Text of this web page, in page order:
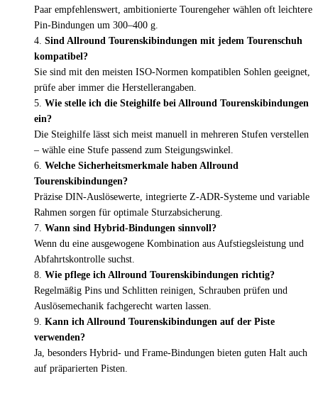
Paar empfehlenswert, ambitionierte Tourengeher wählen oft leichtere
Pin-Bindungen um 300–400 g.
Sind Allround Tourenskibindungen mit jedem Tourenschuh
kompatibel?
Sie sind mit den meisten ISO-Normen kompatiblen Sohlen geeignet,
prüfe aber immer die Herstellerangaben.
Wie stelle ich die Steighilfe bei Allround Tourenskibindungen
ein?
Die Steighilfe lässt sich meist manuell in mehreren Stufen verstellen
– wähle eine Stufe passend zum Steigungswinkel.
Welche Sicherheitsmerkmale haben Allround
Tourenskibindungen?
Präzise DIN-Auslösewerte, integrierte Z-ADR-Systeme und variable
Rahmen sorgen für optimale Sturzabsicherung.
Wann sind Hybrid-Bindungen sinnvoll?
Wenn du eine ausgewogene Kombination aus Aufstiegsleistung und
Abfahrtskontrolle suchst.
Wie pflege ich Allround Tourenskibindungen richtig?
Regelmäßig Pins und Schlitten reinigen, Schrauben prüfen und
Auslösemechanik fachgerecht warten lassen.
Kann ich Allround Tourenskibindungen auf der Piste
verwenden?
Ja, besonders Hybrid- und Frame-Bindungen bieten guten Halt auch
auf präparierten Pisten.